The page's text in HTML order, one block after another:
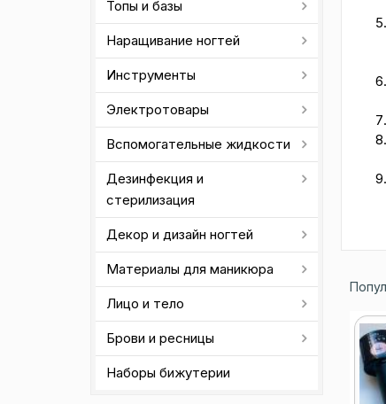
Топы и базы
Наращивание ногтей
Инструменты
Электротовары
Вспомогательные жидкости
Дезинфекция и
стерилизация
Декор и дизайн ногтей
Материалы для маникюра
Лицо и тело
Брови и ресницы
Наборы бижутерии